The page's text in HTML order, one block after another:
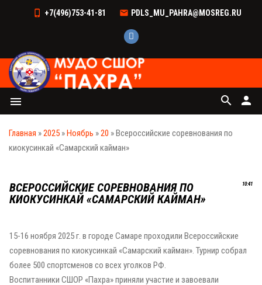
+7(496)753-41-81 PDLS_MU_PAHRA@MOSREG.RU
menu person
search
Главная »2025 »Ноябрь »20 » Всероссийские соревнования по
киокусинкай «Самарский кайман»
10:41
ВСЕРОССИЙСКИЕ СОРЕВНОВАНИЯ ПО
КИОКУСИНКАЙ «САМАРСКИЙ КАЙМАН»
15-16 ноября 2025 г. в городе Самаре проходили Всероссийские
соревнования по киокусинкай «Самарский кайман». Турнир собрал
более 500 спортсменов со всех уголков РФ.
Воспитанники СШОР «Пахра» приняли участие и завоевали